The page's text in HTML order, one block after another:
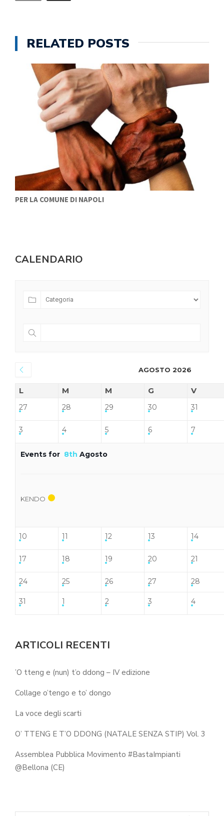
RELATED POSTS
PER LA COMUNE DI NAPOLI
CALENDARIO
AGOSTO 2026
L M M G V
27 28 29 30 31
3 4 5 6 7
Events for 8th Agosto
KENDO
10 11 12 13 14
17 18 19 20 21
24 25 26 27 28
31 1 2 3 4
ARTICOLI RECENTI
’O tteng e (nun) t’o ddong – IV edizione
Collage o’tengo e to’ dongo
La voce degli scarti
O’ TTENG E T’O DDONG (NATALE SENZA STIP) Vol. 3
Assemblea Pubblica Movimento #BastaImpianti
@Bellona (CE)